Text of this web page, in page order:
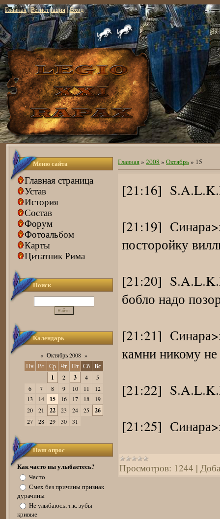
Главная|Регистрация|Вход
Меню сайта
Главная страница
Устав
История
Состав
Форум
Фотоальбом
Карты
Цитатник Рима
Поиск
Календарь
« Октябрь 2008 »
Пн Вт Ср Чт Пт Сб Вс
1
2 3 4
5
6
7 8 9 10 11
12
13
14 15 16 17 18
19
20
21 22 23 24 25 26
27 28 29 30 31
Наш опрос
Как часто вы улыбаетесь?
Часто
Смех без причины признак
дурачины
Не улыбаюсь, т.к. зубы
кривые
Главная» 2008 » Октябрь» 15
[21:16]
[21:19]
посторойку
[21:20]
бобло надо
[21:21]
камни никому
[21:22]
[21:25]
Просмотров: 1244 |